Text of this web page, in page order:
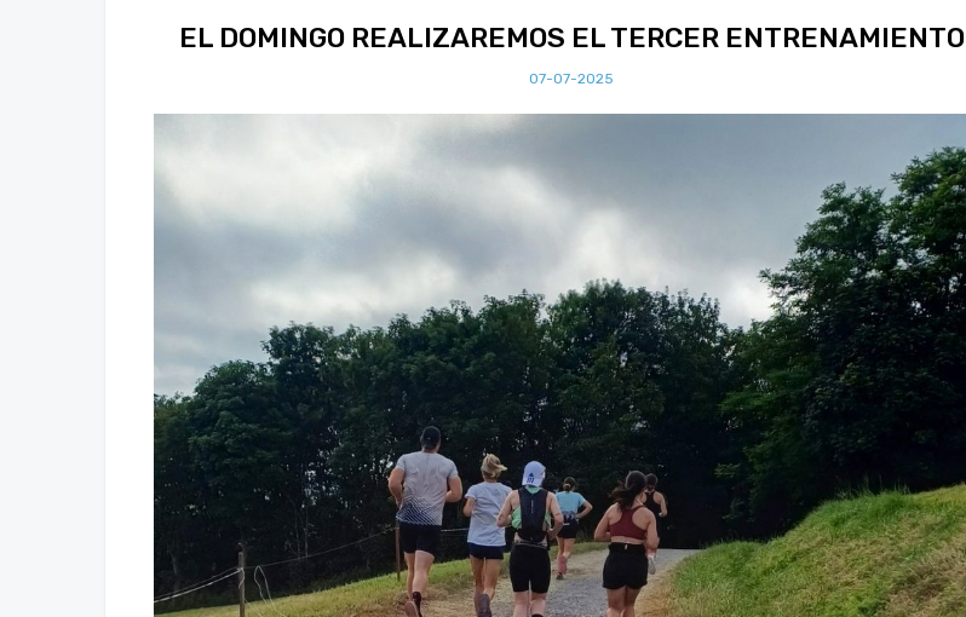
EL DOMINGO REALIZAREMOS EL TERCER ENTRENAMIENTO
07-07-2025